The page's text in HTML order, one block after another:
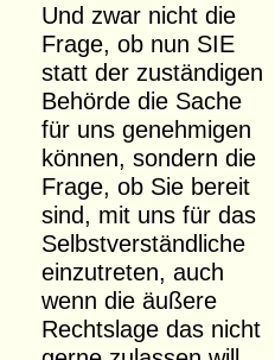
Und zwar nicht die
Frage, ob nun SIE
statt der zuständigen
Behörde die Sache
für uns genehmigen
können, sondern die
Frage, ob Sie bereit
sind, mit uns für das
Selbstverständliche
einzutreten, auch
wenn die äußere
Rechtslage das nicht